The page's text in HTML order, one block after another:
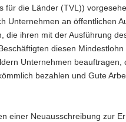
für die Länder (TVL))
Unternehmen an öffentlichen
die ihren mit der Ausführung
diesen Mindestlohn
Unternehmen beauftragen,
bezahlen und Gute
einer Neuausschreibung zur